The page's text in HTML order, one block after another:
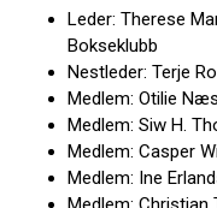
Leder: Therese
Bokseklubb
Nestleder: Terje
Medlem: Otilie
Medlem: Siw H.
Medlem: Casper
Medlem: Ine